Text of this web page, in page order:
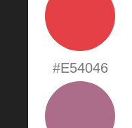
#E54046